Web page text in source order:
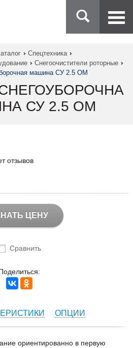
Спецтехника
Снегоочистители роторные
машина СУ 2.5 ОМ
СУ 2.5 ОМ
отзывов
ЦЕНУ
Сравнить
ОПЦИИ
ориентированно в первую